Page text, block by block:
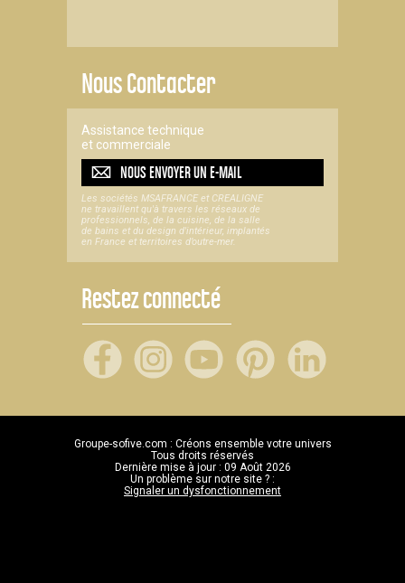
Nous Contacter
Assistance technique
et commerciale
NOUS ENVOYER UNE-MAIL
Les sociétés MSAFRANCE et CREALIGNE
ne travaillent qu'à travers les réseaux de
professionnels, de la cuisine, de la salle
de bains et du design d'intérieur, implantés
en France et territoires d’outre-mer.
Restez connecté
Groupe-sofive.com : Créons ensemble votre univers
Tous droits réservés
Dernière mise à jour : 09 Août 2026
Un problème sur notre site ? :
Signaler un dysfonctionnement